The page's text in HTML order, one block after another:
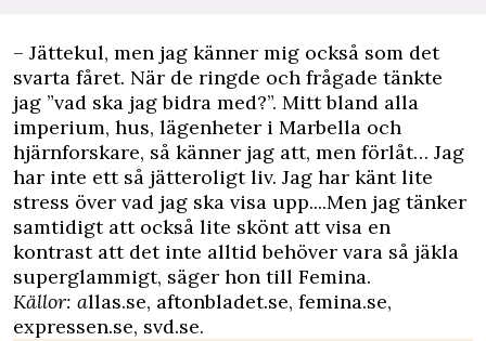
– Jättekul, men jag känner mig också som det
svarta fåret. När de ringde och frågade tänkte
jag ”vad ska jag bidra med?”. Mitt bland alla
imperium, hus, lägenheter i Marbella och
hjärnforskare, så känner jag att, men förlåt… Jag
har inte ett så jätteroligt liv. Jag har känt lite
stress över vad jag ska visa upp....Men jag tänker
samtidigt att också lite skönt att visa en
kontrast att det inte alltid behöver vara så jäkla
superglammigt, säger hon till Femina.
Källor: allas.se, aftonbladet.se, femina.se,
expressen.se, svd.se.